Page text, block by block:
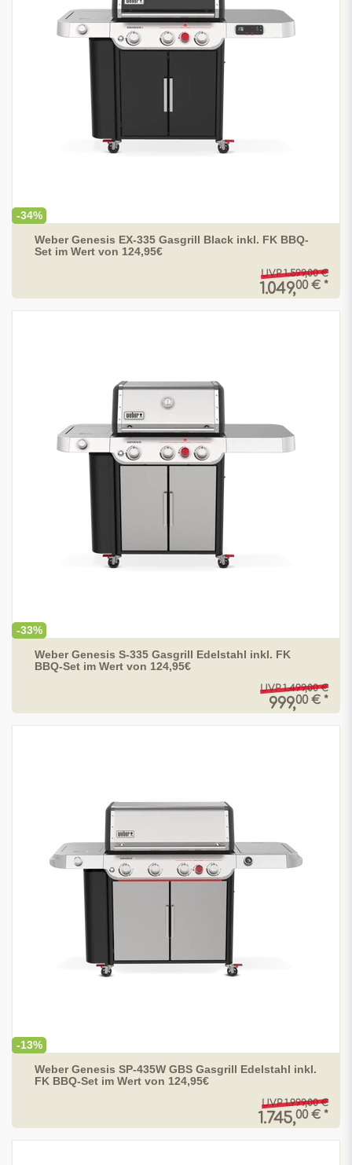
-34%
Weber Genesis EX-335 Gasgrill Black inkl. FK BBQ-
Set im Wert von 124,95€
UVP 1.599,00 €
1.049,00 € *
-33%
Weber Genesis S-335 Gasgrill Edelstahl inkl. FK
BBQ-Set im Wert von 124,95€
UVP 1.499,00 €
999,00 € *
-13%
Weber Genesis SP-435W GBS Gasgrill Edelstahl inkl.
FK BBQ-Set im Wert von 124,95€
UVP 1.999,00 €
1.745,00 € *